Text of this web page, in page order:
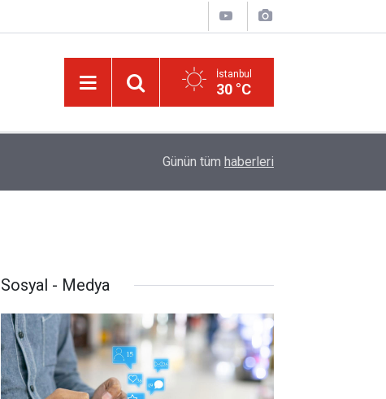
İstanbul
30 °C
LGS yerleştirme raporu açıklandı:
Günün tüm haberleri
Sosyal - Medya